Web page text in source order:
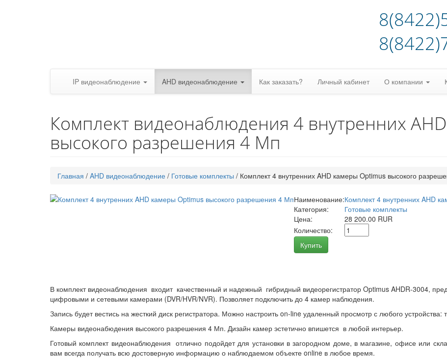
IP видеонаблюдение AHD видеонаблюдение Как заказать? Личный кабинет О компании
Комплект видеонаблюдения 4 внутренних
высокого разрешения 4 Мп
Главная / AHD видеонаблюдение / Готовые комплекты / Комплект 4 внутренних AHD камеры Optimus высокого
Наименование:Комплект 4 внутренних AHD
Категория:
Готовые комплекты
Цена:
28 200.00 RUR
Количество:
Купить
В комплект видеонаблюдения входит качественный и надежный гибридный видеорегистратор Optimus AHDR-3004,
цифровыми и сетевыми камерами (DVR/HVR/NVR). Позволяет подключить до 4 камер наблюдения.
Запись будет вестись на жесткий диск регистратора. Можно настроить on-line удаленный просмотр с любого
Камеры видеонабюдения высокого разрешения 4 Мп. Дизайн камер эстетично впишется в любой интерьер.
Готовый комплект видеонаблюдения отлично подойдет для установки в загородном доме, в магазине, офисе или
вам всегда получать всю достоверную информацию о наблюдаемом объекте online в любое время.